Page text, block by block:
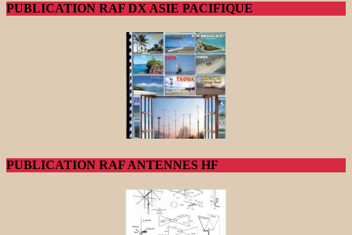
PUBLICATION RAF DX ASIE PACIFIQUE
PUBLICATION RAF ANTENNES HF